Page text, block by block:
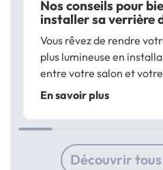
Nos conseils pour
installer sa verrière
Vous rêvez de rendre
plus lumineuse en
entre votre salon et votre
cloisonner sans perdre
verrières de type atelier
touche design à vos
En savoir plus
Découvrir